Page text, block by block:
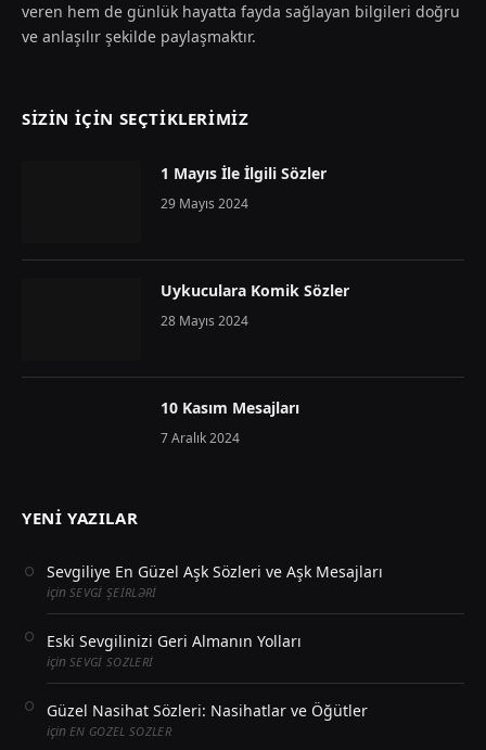
veren hem de günlük hayatta fayda sağlayan bilgileri doğru
ve anlaşılır şekilde paylaşmaktır.
SIZIN İÇIN SEÇTIKLERIMIZ
1 Mayıs İle İlgili Sözler
29 Mayıs 2024
Uykuculara Komik Sözler
28 Mayıs 2024
10 Kasım Mesajları
7 Aralık 2024
YENI YAZILAR
Sevgiliye En Güzel Aşk Sözleri ve Aşk Mesajları
için SEVGI ŞEIRLƏRI
Eski Sevgilinizi Geri Almanın Yolları
için SEVGI SOZLERI
Güzel Nasihat Sözleri: Nasihatlar ve Öğütler
için EN GOZEL SOZLER